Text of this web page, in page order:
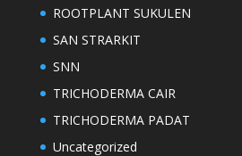
ROOTPLANT SUKULEN
SAN STRARKIT
SNN
TRICHODERMA CAIR
TRICHODERMA PADAT
Uncategorized